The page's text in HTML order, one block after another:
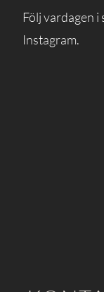
Följ vardagen
Instagram.